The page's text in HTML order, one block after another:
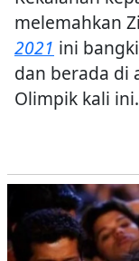
melemahkan
2021 ini
dan berada di
Olimpik kali ini.